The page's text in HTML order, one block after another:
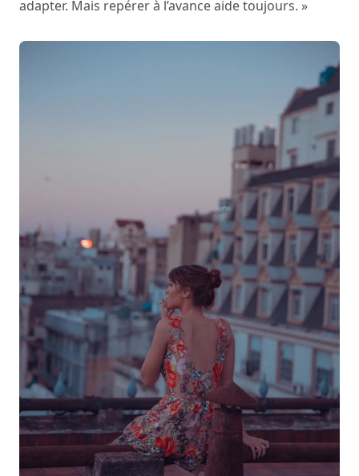
adapter. Mais repérer à l’avance aide toujours. »